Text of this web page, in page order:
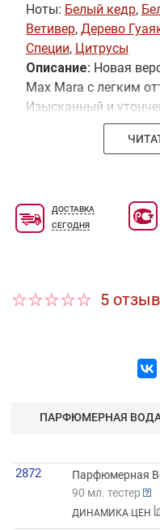
Ноты: Белый кедр,
Ветивер, Дерево
Специи, Цитрусы
Описание:Новая
Max Mara с легким
Изысканный и
сияющий, новый Max
прикосновение
Max Mara:
кроткой и, в то же
ДОСТАВКА
СЕГОДНЯ
5
ПАРФЮМЕРНАЯ
2872
Парфюмерная
90 мл. тестер
ДИНАМИКА ЦЕН